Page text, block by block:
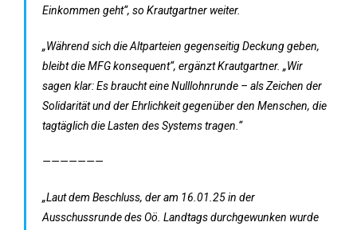
Einkommen geht“, so Krautgartner weiter.
„Während sich die Altparteien gegenseitig Deckung geben,
bleibt die MFG konsequent“, ergänzt Krautgartner. „Wir
sagen klar: Es braucht eine Nulllohnrunde – als Zeichen der
Solidarität und der Ehrlichkeit gegenüber den Menschen, die
tagtäglich die Lasten des Systems tragen.“
———————
„Laut dem Beschluss, der am 16.01.25 in der
Ausschussrunde des Oö. Landtags durchgewunken wurde